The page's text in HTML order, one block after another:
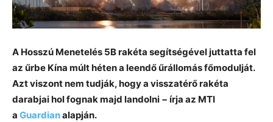
A Hosszú Menetelés 5B rakéta segítségével juttatta fel
az űrbe Kína múlt héten a leendő űrállomás főmodulját.
Azt viszont nem tudják, hogy a visszatérő rakéta
darabjai hol fognak majd landolni − írja az MTI
a Guardianalapján.